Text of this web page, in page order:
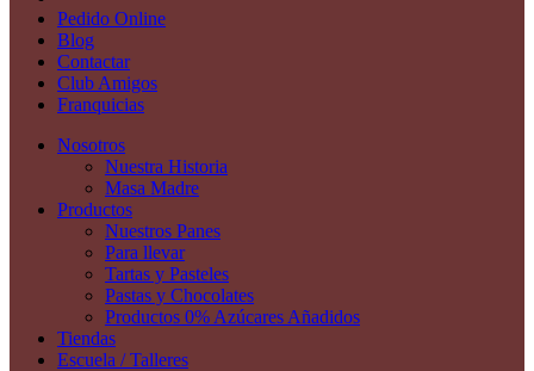
Pedido Online
Blog
Contactar
Club Amigos
Franquicias
Nosotros
Nuestra Historia
Masa Madre
Productos
Nuestros Panes
Para llevar
Tartas y Pasteles
Pastas y Chocolates
Productos 0% Azúcares Añadidos
Tiendas
Escuela / Talleres